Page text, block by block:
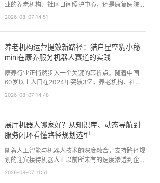
业的养老机构、社区日间照护中心，还是康复医院，
传统的服务模式正在被新的人口结构、技术浪潮与市
已突破3亿，失能、半失能群体规模持续扩大，这不
人力资源更加紧张。与…
2026-08-07 14:51
养老机构运营提效新路径：猎户星空豹小秘
mini在康养服务机器人赛道的实践
康养行业正悄然步入一个关键的转折点。随着中国
60岁以上人口在2024年突破3亿，养老机构、社区
日间照料中心及康复医院面临的服务压力与日俱增。
服务机器人从概念展示推向实用阶段，核心零部件成
景下，老年群体及其家庭…
2026-08-07 14:48
展厅机器人哪家好？从知识库、动态导航到
服务闭环看懂路径规划选型
随着人工智能与机器人技术的深度融合，支持路径规
划的迎宾接待机器人正以前所未有的速度渗透到企业
展厅、博物馆、科技馆乃至政务大厅等各类公共空
2026-08-07 11:51